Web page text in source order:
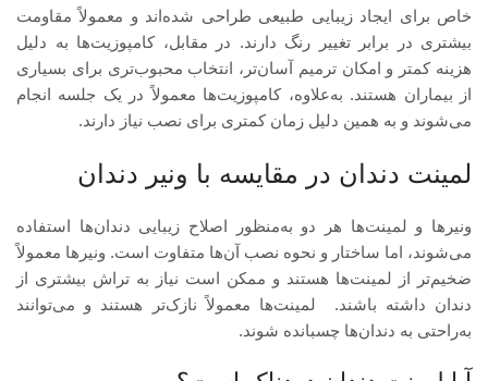
خاص برای ایجاد زیبایی طبیعی طراحی شده‌اند و معمولاً مقاومت
بیشتری در برابر تغییر رنگ دارند. در مقابل، کامپوزیت‌ها به دلیل
هزینه کمتر و امکان ترمیم آسان‌تر، انتخاب محبوب‌تری برای بسیاری
از بیماران هستند. به‌علاوه، کامپوزیت‌ها معمولاً در یک جلسه انجام
می‌شوند و به همین دلیل زمان کمتری برای نصب نیاز دارند.
لمینت دندان در مقایسه با ونیر دندان
ونیرها و لمینت‌ها هر دو به‌منظور اصلاح زیبایی دندان‌ها استفاده
می‌شوند، اما ساختار و نحوه نصب آن‌ها متفاوت است. ونیرها معمولاً
ضخیم‌تر از لمینت‌ها هستند و ممکن است نیاز به تراش بیشتری از
دندان داشته باشند. لمینت‌ها معمولاً نازک‌تر هستند و می‌توانند
به‌راحتی به دندان‌ها چسبانده شوند.